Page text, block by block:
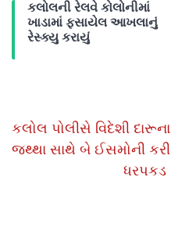
કલોલની રેલવે કોલોનીમાં
ખાડામાં ફસાયેલ આખલાનું
રેસ્ક્યુ કરાયું
કલોલ પોલીસે વિદેશી દારૂના
જથ્થા સાથે બે ઈસમોની કરી
ધરપકડ